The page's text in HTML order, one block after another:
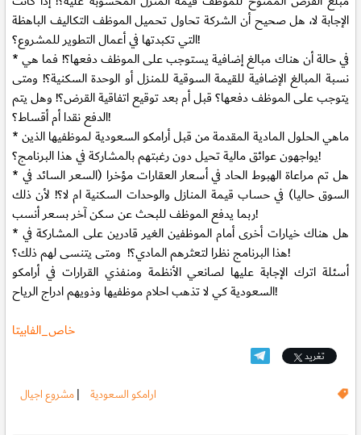
الإجابة لا، هل صحيح أن الشركة تحاول تحميل الموظف التكاليف الباهظة
التي تكبدتها في أعمال التطوير للمشروع؟!
* في حالة أن هناك مبالغ إضافية يستوجب على الموظف دفعها؟! فما هي
نسبة المبالغ الإضافية للقيمة السوقية للمنزل أو الوحدة السكنية؟! ومتى
يتوجب على الموظف دفعها؟ قبل أم بعد توقيع اتفاقية القرض؟! وهل يتم
الدفع نقدا أم أقساط؟!
* ماهي الحلول المادية المقدمة من قبل أرامكو السعودية لموظفيها الذين
يواجهون عوائق مالية تحيل دون رغبتهم بالمشاركة في هذا البرنامج؟!
* هل تم مراعاة الهبوط الحاد في أسعار العقارات مؤخرا (السعر السائد في
السوق حاليا) في حساب قيمة المنازل والوحدات السكنية ام لا؟! لأن ذلك
ربما يدفع الموظف للبحث عن سكن آخر بسعر أنسب!
* هل هناك خيارات أخرى أمام الموظفين الغير قادرين على المشاركة في
هذا البرنامج نظرا لتعثرهم المادي؟! ومتى يتنسى لهم ذلك؟!
أسئلة اترك الإجابة عليها لصانعي الأنظمة ومنفذي القرارات في أرامكو
السعودية كي لا تذهب احلام موظفيها وذويهم ادراج الرياح!
خاص_الفابيتا
تغريد
ارامكو السعودية |مشروع اجيال